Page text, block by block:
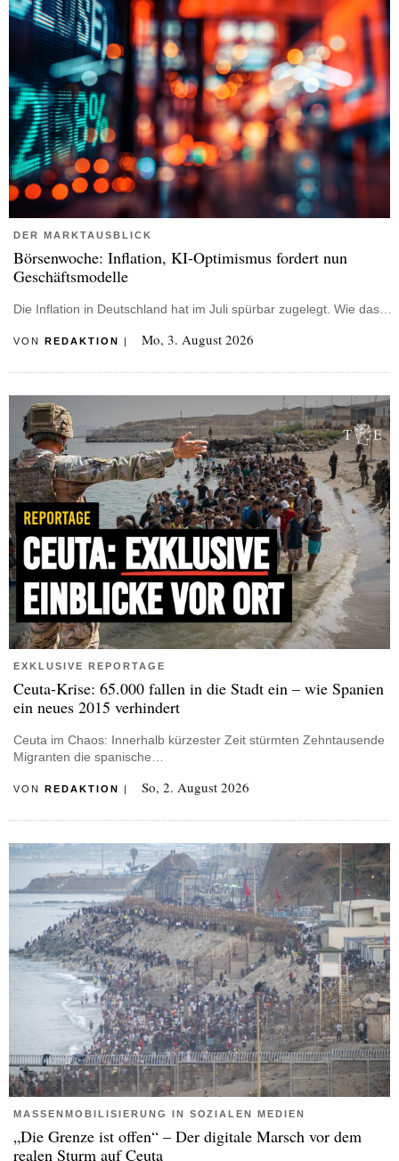
DER MARKTAUSBLICK
Börsenwoche: Inflation, KI-Optimismus fordert nun
Geschäftsmodelle
Die Inflation in Deutschland hat im Juli spürbar zugelegt. Wie das…
VON REDAKTION | Mo, 3. August 2026
EXKLUSIVE REPORTAGE
Ceuta-Krise: 65.000 fallen in die Stadt ein – wie Spanien
ein neues 2015 verhindert
Ceuta im Chaos: Innerhalb kürzester Zeit stürmten Zehntausende
Migranten die spanische…
VON REDAKTION | So, 2. August 2026
MASSENMOBILISIERUNG IN SOZIALEN MEDIEN
„Die Grenze ist offen“ – Der digitale Marsch vor dem
realen Sturm auf Ceuta